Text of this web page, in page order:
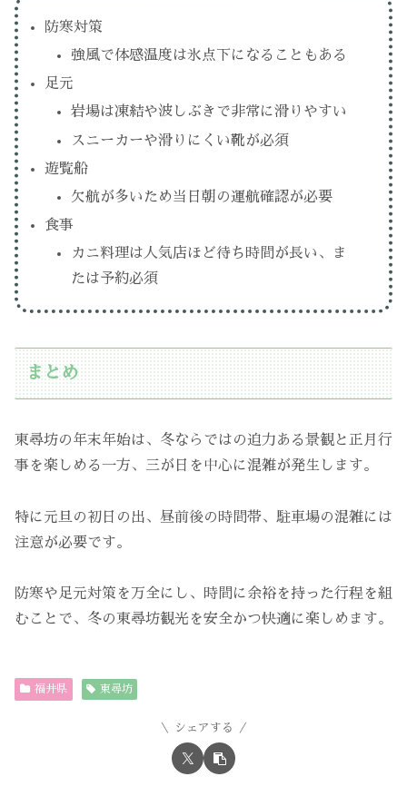
防寒対策
強風で体感温度は氷点下になることもある
足元
岩場は凍結や波しぶきで非常に滑りやすい
スニーカーや滑りにくい靴が必須
遊覧船
欠航が多いため当日朝の運航確認が必要
食事
カニ料理は人気店ほど待ち時間が長い、ま
たは予約必須
まとめ
東尋坊の年末年始は、冬ならではの迫力ある景観と正月行
事を楽しめる一方、三が日を中心に混雑が発生します。
特に元旦の初日の出、昼前後の時間帯、駐車場の混雑には
注意が必要です。
防寒や足元対策を万全にし、時間に余裕を持った行程を組
むことで、冬の東尋坊観光を安全かつ快適に楽しめます。
福井県 東尋坊
シェアする